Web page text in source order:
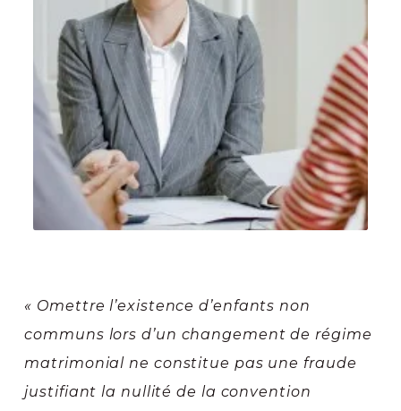
« Omettre l’existence d’enfants non
communs lors d’un changement de régime
matrimonial ne constitue pas une fraude
justifiant la nullité de la convention